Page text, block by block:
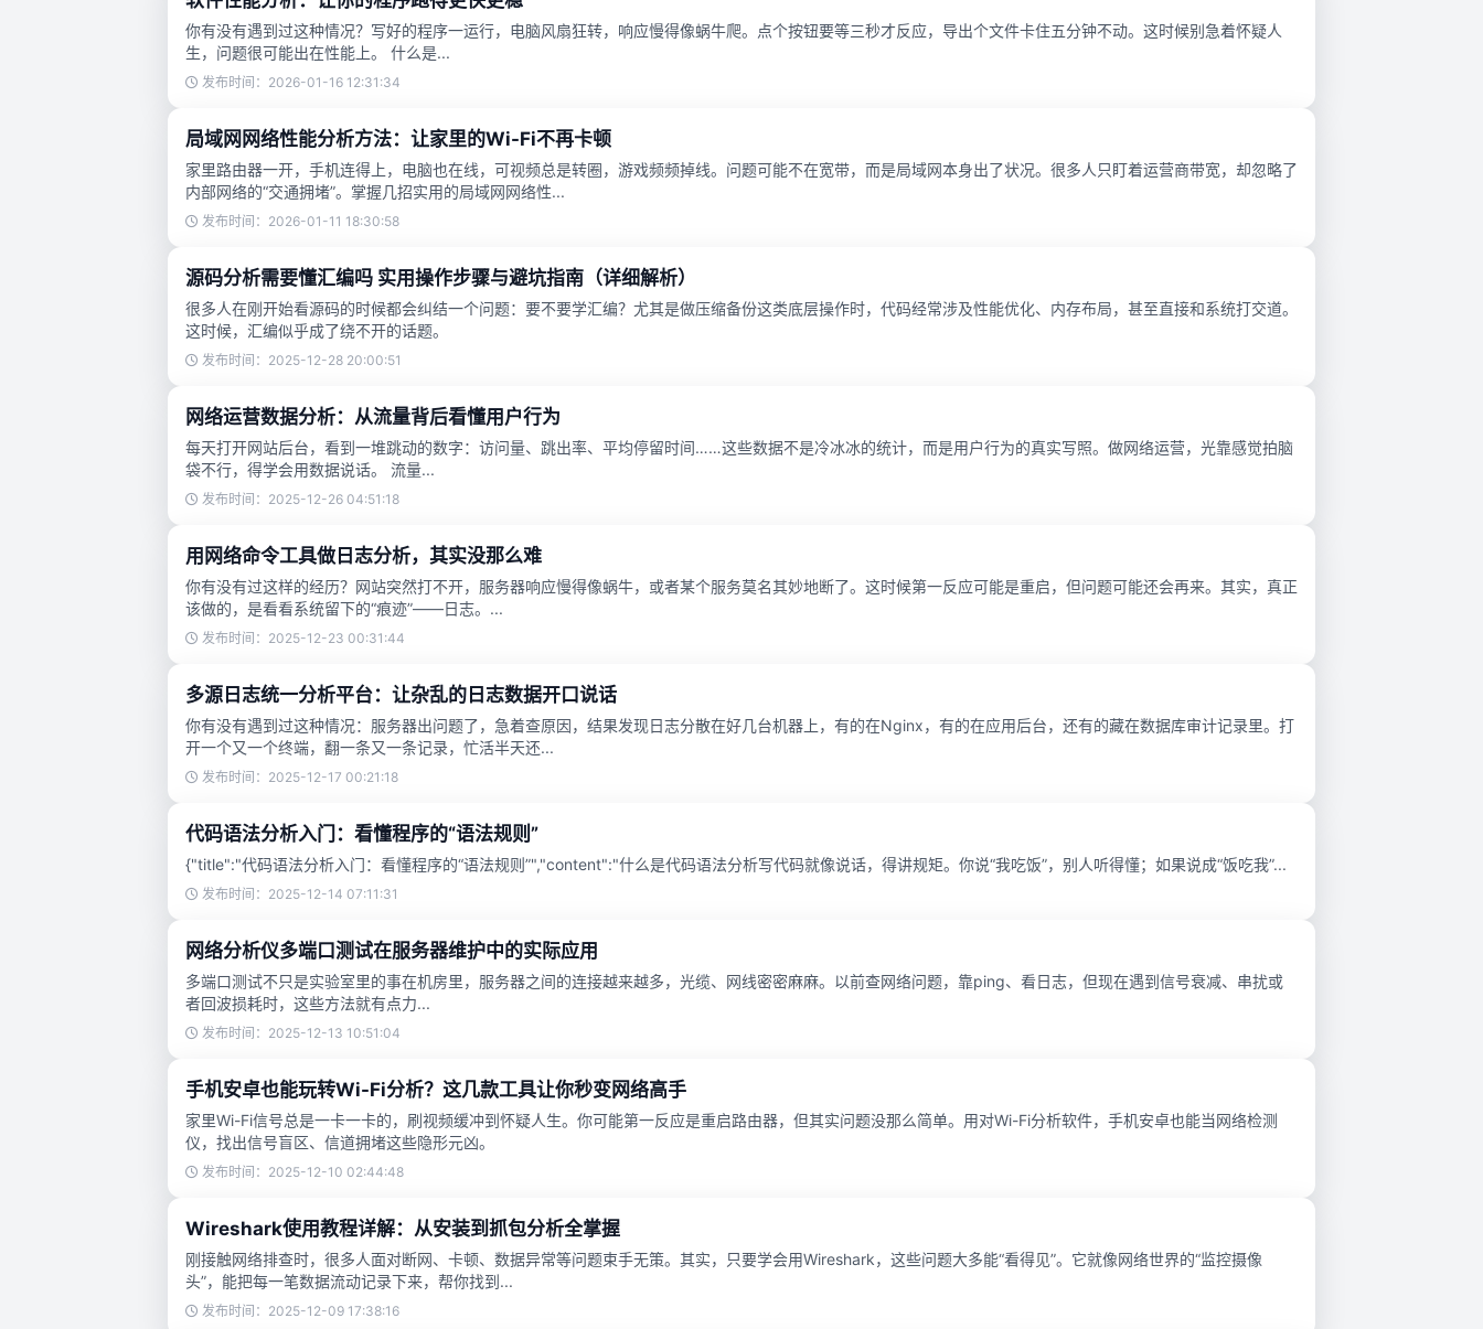
你有没有遇到过这种情况？写好的程序一运行，电脑风扇狂转，响应慢得像蜗牛爬。点个按钮要等三秒才反应，导出个文件卡住五分钟不动。这时候别急着怀疑人
生，问题很可能出在性能上。 什么是...
发布时间：2026-01-16 12:31:34
局域网网络性能分析方法：让家里的Wi-Fi不再卡顿
家里路由器一开，手机连得上，电脑也在线，可视频总是转圈，游戏频频掉线。问题可能不在宽带，而是局域网本身出了状况。很多人只盯着运营商带宽，却忽略了
内部网络的“交通拥堵”。掌握几招实用的局域网网络性...
发布时间：2026-01-11 18:30:58
源码分析需要懂汇编吗 实用操作步骤与避坑指南（详细解析）
很多人在刚开始看源码的时候都会纠结一个问题：要不要学汇编？尤其是做压缩备份这类底层操作时，代码经常涉及性能优化、内存布局，甚至直接和系统打交道。
这时候，汇编似乎成了绕不开的话题。
发布时间：2025-12-28 20:00:51
网络运营数据分析：从流量背后看懂用户行为
每天打开网站后台，看到一堆跳动的数字：访问量、跳出率、平均停留时间……这些数据不是冷冰冰的统计，而是用户行为的真实写照。做网络运营，光靠感觉拍脑
袋不行，得学会用数据说话。 流量...
发布时间：2025-12-26 04:51:18
用网络命令工具做日志分析，其实没那么难
你有没有过这样的经历？网站突然打不开，服务器响应慢得像蜗牛，或者某个服务莫名其妙地断了。这时候第一反应可能是重启，但问题可能还会再来。其实，真正
该做的，是看看系统留下的“痕迹”——日志。...
发布时间：2025-12-23 00:31:44
多源日志统一分析平台：让杂乱的日志数据开口说话
你有没有遇到过这种情况：服务器出问题了，急着查原因，结果发现日志分散在好几台机器上，有的在Nginx，有的在应用后台，还有的藏在数据库审计记录里。打
开一个又一个终端，翻一条又一条记录，忙活半天还...
发布时间：2025-12-17 00:21:18
代码语法分析入门：看懂程序的“语法规则”
{"title":"代码语法分析入门：看懂程序的“语法规则”","content":"什么是代码语法分析写代码就像说话，得讲规矩。你说“我吃饭”，别人听得懂；如果说成“饭吃我”...
发布时间：2025-12-14 07:11:31
网络分析仪多端口测试在服务器维护中的实际应用
多端口测试不只是实验室里的事在机房里，服务器之间的连接越来越多，光缆、网线密密麻麻。以前查网络问题，靠ping、看日志，但现在遇到信号衰减、串扰或
者回波损耗时，这些方法就有点力...
发布时间：2025-12-13 10:51:04
手机安卓也能玩转Wi-Fi分析？这几款工具让你秒变网络高手
家里Wi-Fi信号总是一卡一卡的，刷视频缓冲到怀疑人生。你可能第一反应是重启路由器，但其实问题没那么简单。用对Wi-Fi分析软件，手机安卓也能当网络检测
仪，找出信号盲区、信道拥堵这些隐形元凶。
发布时间：2025-12-10 02:44:48
Wireshark使用教程详解：从安装到抓包分析全掌握
刚接触网络排查时，很多人面对断网、卡顿、数据异常等问题束手无策。其实，只要学会用Wireshark，这些问题大多能“看得见”。它就像网络世界的“监控摄像
头”，能把每一笔数据流动记录下来，帮你找到...
发布时间：2025-12-09 17:38:16